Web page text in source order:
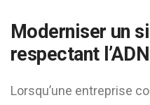
Moderniser un
respectant
Lorsqu’une entreprise